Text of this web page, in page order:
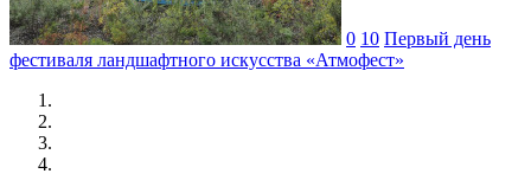
0 10 Первый день
фестиваля ландшафтного искусства «Атмофест»